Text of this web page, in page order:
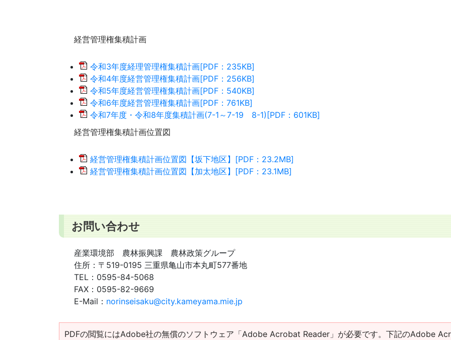
経営管理権集積計画
令和3年度経理管理権集積計画[PDF：235KB]
令和4年度経営管理権集積計画[PDF：256KB]
令和5年度経営管理権集積計画[PDF：540KB]
令和6年度経営管理権集積計画[PDF：761KB]
令和7年度・令和8年度集積計画(7-1～7-19 8-1)[PDF：601KB]
経営管理権集積計画位置図
経営管理権集積計画位置図【坂下地区】[PDF：23.2MB]
経営管理権集積計画位置図【加太地区】[PDF：23.1MB]
お問い合わせ
産業環境部 農林振興課 農林政策グループ
住所： 〒519-0195 三重県亀山市本丸町577番地
TEL： 0595-84-5068
FAX： 0595-82-9669
E-Mail： norinseisaku@city.kameyama.mie.jp
PDFの閲覧にはAdobe社の無償のソフトウェア「Adobe Acrobat Reader」が必要です。下記のAdobe